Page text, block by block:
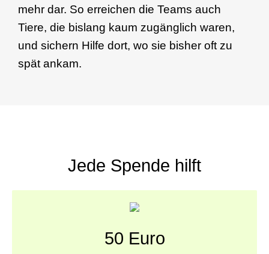
mehr dar. So erreichen die Teams auch
Tiere, die bislang kaum zugänglich waren,
und sichern Hilfe dort, wo sie bisher oft zu
spät ankam.
Jede Spende hilft
50 Euro